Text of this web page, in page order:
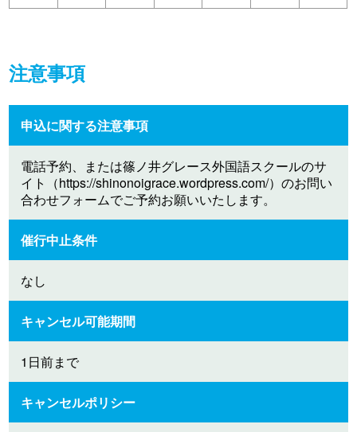
注意事項
申込に関する注意事項
電話予約、または篠ノ井グレース外国語スクールのサ
イト（https://shinonoigrace.wordpress.com/）のお問い
合わせフォームでご予約お願いいたします。
催行中止条件
なし
キャンセル可能期間
1日前まで
キャンセルポリシー